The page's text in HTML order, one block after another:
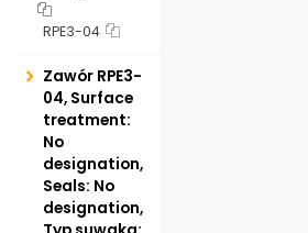
RPE3-04
Zawór RPE3-
04, Surface
treatment:
No
designation,
Seals: No
designation,